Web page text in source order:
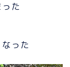
た
った